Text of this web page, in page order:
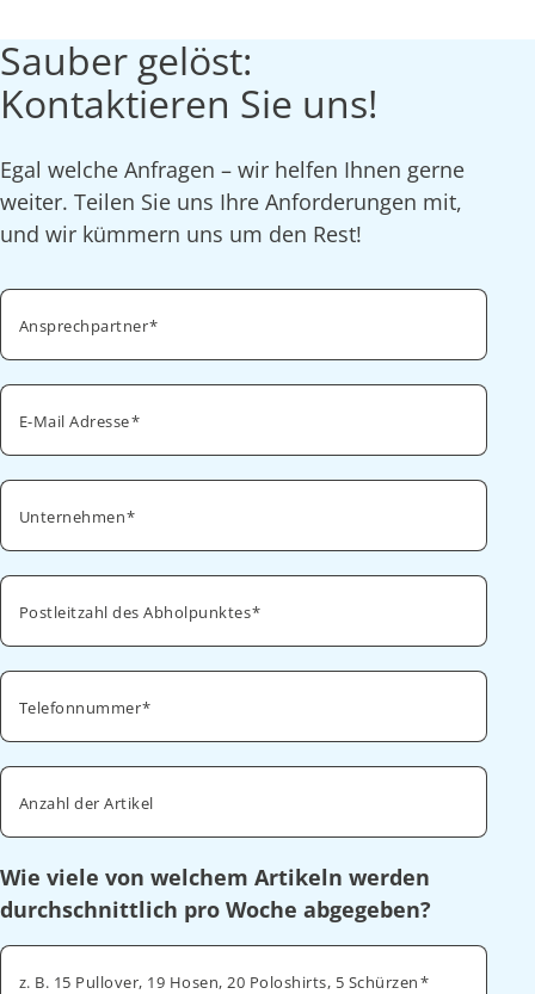
Sauber gelöst:
Kontaktieren Sie uns!
Egal welche Anfragen – wir helfen Ihnen gerne
weiter. Teilen Sie uns Ihre Anforderungen mit,
und wir kümmern uns um den Rest!
Ansprechpartner
E-Mail Adresse
Unternehmen
Postleitzahl des Abholpunktes
Telefonnummer
Anzahl der Artikel
Wie viele von welchem Artikeln werden
durchschnittlich pro Woche abgegeben?
z. B. 15 Pullover, 19 Hosen, 20 Poloshirts, 5 Schürzen